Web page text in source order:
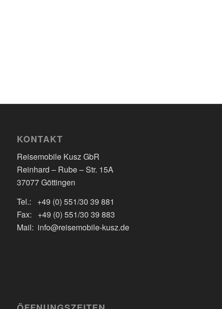
KONTAKT
Reisemobile Kusz GbR
Reinhard – Rube – Str. 15A
37077 Göttingen
Tel.: +49 (0) 551/30 39 881
Fax: +49 (0) 551/30 39 883
Mail: info@reisemobile-kusz.de